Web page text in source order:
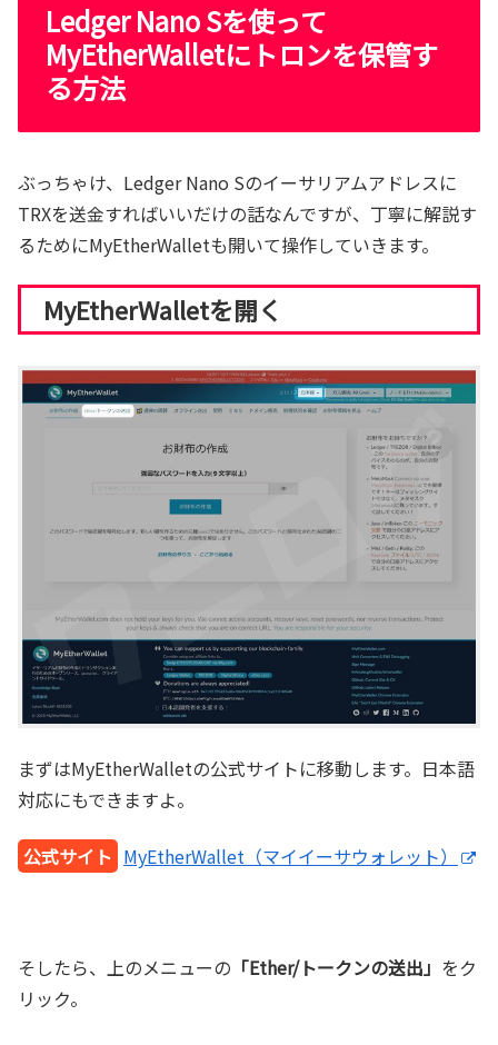
Ledger Nano Sを使って
MyEtherWalletにトロンを保管す
る方法
ぶっちゃけ、Ledger Nano Sのイーサリアムアドレスに
TRXを送金すればいいだけの話なんですが、丁寧に解説す
るためにMyEtherWalletも開いて操作していきます。
MyEtherWalletを開く
まずはMyEtherWalletの公式サイトに移動します。日本語
対応にもできますよ。
公式サイト MyEtherWallet（マイイーサウォレット）
そしたら、上のメニューの 「Ether/トークンの送出」 をク
リック。